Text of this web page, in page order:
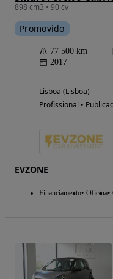
898 cm3 • 90 cv
Promovido
77 500 km
2017
Lisboa (Lisboa)
Profissional •
EVZONE
Financiamento Oficina